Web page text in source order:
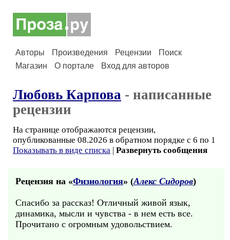
Авторы Произведения Рецензии
Поиск
Магазин
О портале Вход для авторов
Любовь Карпова - написанные
рецензии
На странице отображаются рецензии,
опубликованные 08.2026 в обратном порядке с 6 по 1
Показывать в виде списка | Развернуть сообщения
Рецензия на «Физиология» (Алекс Сидоров)
Спасибо за рассказ! Отличный живой язык,
динамика, мысли и чувства - в нем есть все.
Прочитано с огромным удовольствием.